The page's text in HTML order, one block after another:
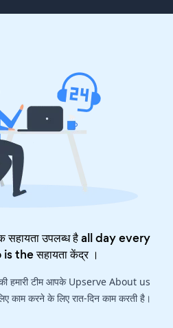
उपलब्ध है all day every
is theसहायता केंद्र।
की हमारी टीम आपके Upserve About us
करने के लिए रात-दिन काम करती है।